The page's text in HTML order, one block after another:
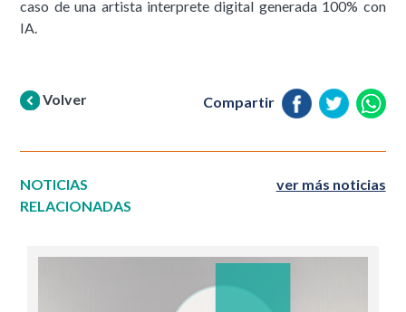
caso de una artista interprete digital generada 100% con
IA.
Volver Compartir
NOTICIAS
RELACIONADAS
ver más noticias